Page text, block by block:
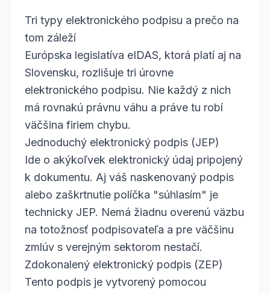
Tri typy elektronického podpisu a prečo na
tom záleží
Európska legislatíva eIDAS, ktorá platí aj na
Slovensku, rozlišuje tri úrovne
elektronického podpisu. Nie každý z nich
má rovnakú právnu váhu a práve tu robí
väčšina firiem chybu.
Jednoduchý elektronický podpis (JEP)
Ide o akýkoľvek elektronický údaj pripojený
k dokumentu. Aj váš naskenovaný podpis
alebo zaškrtnutie políčka "súhlasím" je
technicky JEP. Nemá žiadnu overenú väzbu
na totožnosť podpisovateľa a pre väčšinu
zmlúv s verejným sektorom nestačí.
Zdokonalený elektronický podpis (ZEP)
Tento podpis je vytvorený pomocou